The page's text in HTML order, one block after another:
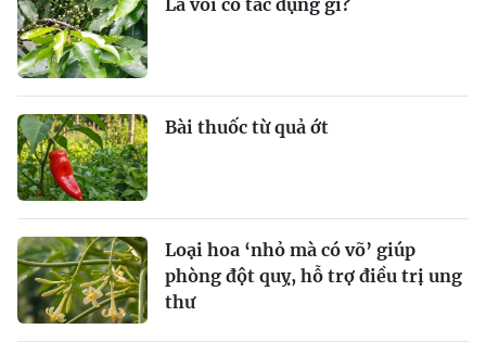
Lá vối có tác dụng gì?
Bài thuốc từ quả ớt
Loại hoa ‘nhỏ mà có võ’ giúp
phòng đột quỵ, hỗ trợ điều trị ung
thư